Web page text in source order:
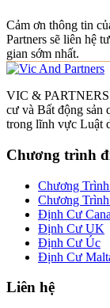
Cảm ơn thông tin
Partners sẽ liên hệ
gian sớm nhất.
VIC & PARTNERS
cư và Bất động sản
trong lĩnh vực Luật
Chương trình
Chương
Chương
Định Cư
Định Cư UK
Định Cư Úc
Định Cư
Liên hệ